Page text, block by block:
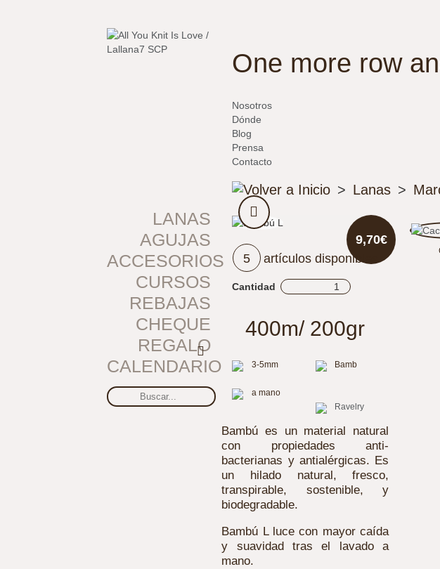
One more row
Nosotros
Dónde
Blog
Prensa
Contacto
LANAS
AGUJAS
ACCESORIOS
CURSOS
REBAJAS
CHEQUE
REGALO
CALENDARIO
> Lanas >
9,70€
5
artículos disponibles
Cantidad
400m/ 200gr
3-5mm Bamb
a mano
Ravelry
Bambú es un material natural
con propiedades anti-
bacterianas y antialérgicas. Es
un hilado natural, fresco,
transpirable, sostenible, y
biodegradable.
Bambú L luce con mayor caída
y suavidad tras el lavado a
mano.